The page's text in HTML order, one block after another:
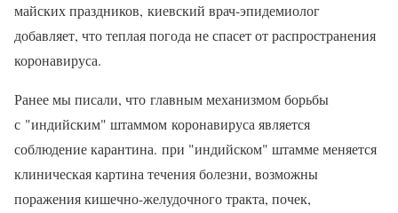
майских праздников, киевский врач-эпидемиолог
добавляет, что теплая погода не спасет от распространения
коронавируса.
Ранее мы писали, что главным механизмом борьбы
с "индийским" штаммом коронавируса является
соблюдение карантина. при "индийском" штамме меняется
клиническая картина течения болезни, возможны
поражения кишечно-желудочного тракта, почек,